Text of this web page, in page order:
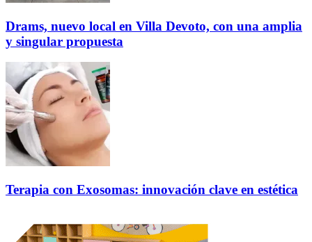
Drams, nuevo local en Villa Devoto, con una amplia
y singular propuesta
Terapia con Exosomas: innovación clave en estética